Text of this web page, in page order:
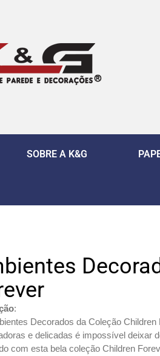
SOBRE A K&G
:
Decorados da Coleção
e delicadas é impossível deixar
com esta bela coleção Children